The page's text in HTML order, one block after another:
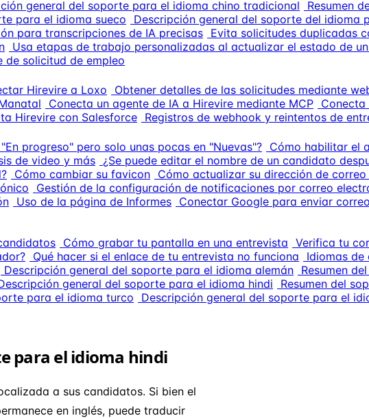
general del soporte para el idioma chino tradicional Resumen
para el idioma sueco Descripción general del soporte del idioma
para transcripciones de IA precisas Evita solicitudes duplicadas
Usa etapas de trabajo personalizadas al actualizar el estado de
de solicitud de empleo
Hirevire a Loxo Obtener detalles de las solicitudes mediante
Conecta un agente de IA a Hirevire mediante MCP Conecta
Hirevire con Salesforce Registros de webhook y reintentos de
progreso" pero solo unas pocas en "Nuevas"? Cómo habilitar el
de video y más ¿Se puede editar el nombre de un candidato
Cómo cambiar su favicon Cómo actualizar su dirección de
Gestión de la configuración de notificaciones por correo
Uso de la página de Informes Conectar Google para enviar
Cómo grabar tu pantalla en una entrevista Verifica tu
Qué hacer si el enlace de tu entrevista no funciona
Idiomas
Descripción general del soporte para el idioma alemán Resumen
general del soporte para el idioma hindi Resumen del
para el idioma turco Descripción general del soporte para el
para el idioma hindi
a sus candidatos. Si bien el
en inglés, puede traducir